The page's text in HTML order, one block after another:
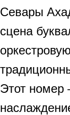
Севары
сцена
Этот номер